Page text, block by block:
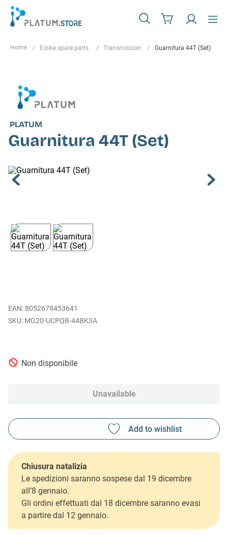
E-bike spare parts Transmission Guarnitura 44T (Set)
PLATUM
Guarnitura 44T (Set)
EAN: 8052679453641
MG20-UCPQB-44BK3A
Non disponibile
Unavailable
Chiusura natalizia
Le spedizioni saranno sospese dal 19 dicembre
all’8 gennaio.
Gli ordini effettuati dal 18 dicembre saranno evasi
a partire dal 12 gennaio.